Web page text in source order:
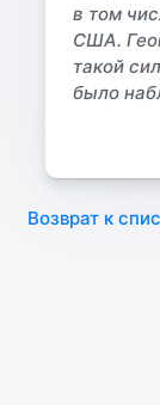
в том
США.
такой
было
Возврат к